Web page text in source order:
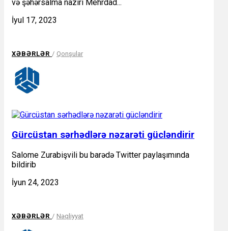
və şəhərsalma naziri Mehrdad...
İyul 17, 2023
XƏBƏRLƏR / Qonşular
Gürcüstan sərhədlərə nəzarəti gücləndirir
Salome Zurabişvili bu barədə Twitter paylaşımında
bildirib
İyun 24, 2023
XƏBƏRLƏR / Nəqliyyat